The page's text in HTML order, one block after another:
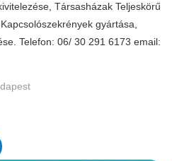
Társasházak Teljeskörű
gyártása,
Telefon: 06/ 30 291 6173 email: